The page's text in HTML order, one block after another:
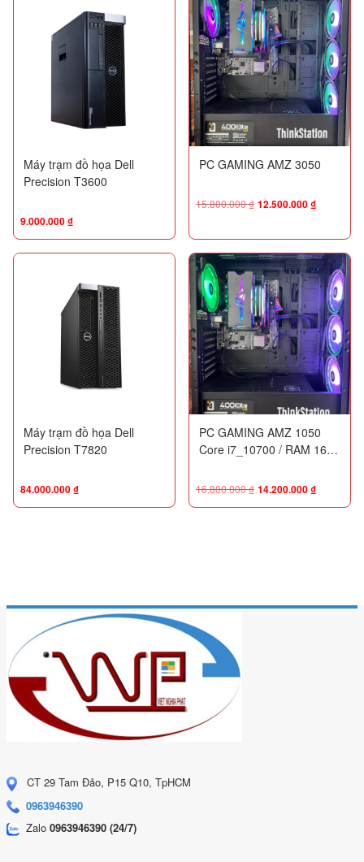
Máy trạm đồ họa Dell
Precision T3600
9.000.000₫
PC GAMING AMZ 3050
15.800.000₫ 12.500.000₫
Máy trạm đồ họa Dell
Precision T7820
84.000.000₫
PC GAMING AMZ 1050
Core i7_10700 / RAM 16G
1660 Super 6G
16.800.000₫ 14.200.000₫
CT 29 Tam Đảo, P15 Q10, TpHCM
0963946390
Zalo 0963946390 (24/7)